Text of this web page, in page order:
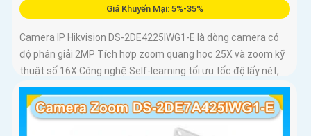
Giá Khuyến Mại: 5%-35%
Camera IP Hikvision DS-2DE4225IWG1-E là dòng camera có
độ phân giải 2MP Tích hợp zoom quang học 25X và zoom kỹ
thuật số 16X Công nghệ Self-learning tối ưu tốc độ lấy nét,
trong khi AI AcuSense hỗ trợ nhận diện người và phương
tiện, chụp tối đa 5 khuôn mặt đồng thời